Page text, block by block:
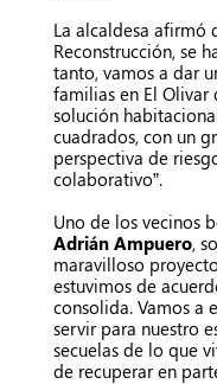
La alcaldesa afirmó
Reconstrucción, se
tanto, vamos a dar
familias en El Olivar
solución
cuadrados, con un
perspectiva de
colaborativo”.
Uno de los vecinos
Adrián Ampuero,
maravilloso
estuvimos de
consolida. Vamos a
servir para nuestro
secuelas de lo que
de recuperar en